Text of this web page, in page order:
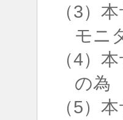
（3）
モニ
（4）
の為
（5）